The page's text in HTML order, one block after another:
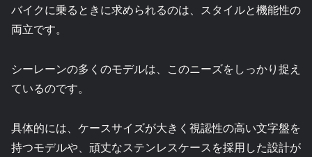
バイクに乗るときに求められるのは、スタイルと機能性の
両立です。
シーレーンの多くのモデルは、このニーズをしっかり捉え
ているのです。
具体的には、ケースサイズが大きく視認性の高い文字盤を
持つモデルや、頑丈なステンレスケースを採用した設計が